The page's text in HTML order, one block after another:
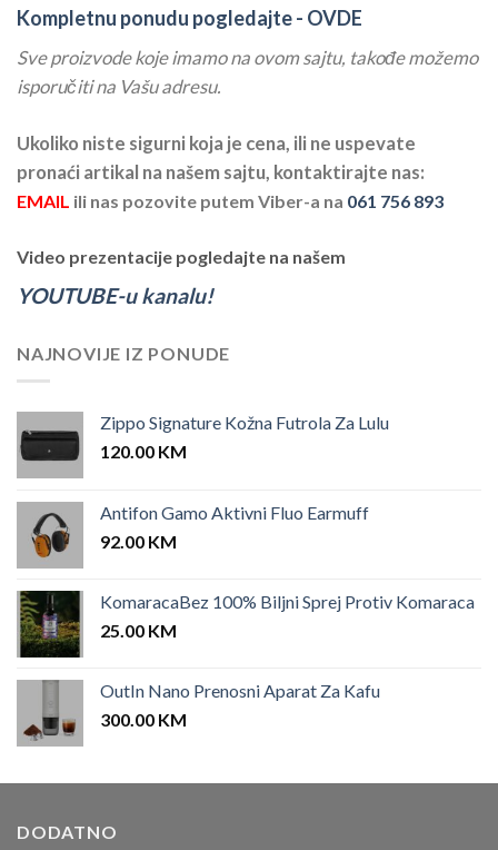
Kompletnu ponudu pogledajte - OVDE
Sve proizvode koje imamo na ovom sajtu, takođe možemo
isporučiti na Vašu adresu.
Ukoliko niste sigurni koja je cena, ili ne uspevate
pronaći artikal na našem sajtu, kontaktirajte nas:
EMAIL ili nas pozovite putem Viber-a na 061 756 893
Video prezentacije pogledajte na našem
YOUTUBE-u kanalu!
NAJNOVIJE IZ PONUDE
Zippo Signature Kožna Futrola Za Lulu
120.00 KM
Antifon Gamo Aktivni Fluo Earmuff
92.00 KM
KomaracaBez 100% Biljni Sprej Protiv Komaraca
25.00 KM
OutIn Nano Prenosni Aparat Za Kafu
300.00 KM
DODATNO